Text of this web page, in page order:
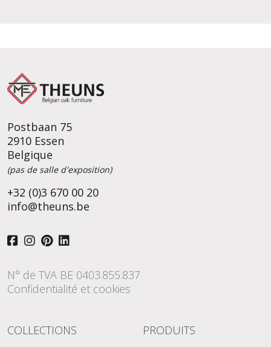
Postbaan 75
2910 Essen
Belgique
(pas de salle d'exposition)
+32 (0)3 670 00 20
info@theuns.be
N° de TVA BE 0403.855.837
Confidentialité et cookies
COLLECTIONS
PRODUITS